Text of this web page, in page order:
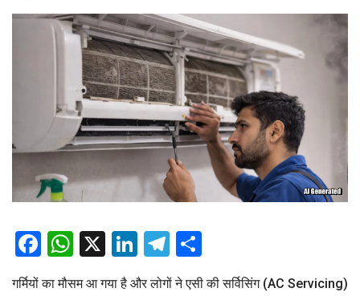
Facebook
WhatsApp
X LinkedIn
Telegram
गर्मियों का मौसम आ गया है और लोगों ने एसी की सर्विसिंग (AC Servicing)